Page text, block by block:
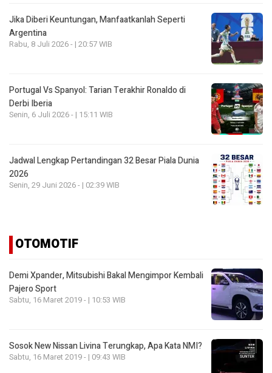
Jika Diberi Keuntungan, Manfaatkanlah Seperti
Argentina
Rabu, 8 Juli 2026 - | 20:57 WIB
Portugal Vs Spanyol: Tarian Terakhir Ronaldo di
Derbi Iberia
Senin, 6 Juli 2026 - | 15:11 WIB
Jadwal Lengkap Pertandingan 32 Besar Piala Dunia
2026
Senin, 29 Juni 2026 - | 02:39 WIB
OTOMOTIF
Demi Xpander, Mitsubishi Bakal Mengimpor Kembali
Pajero Sport
Sabtu, 16 Maret 2019 - | 10:53 WIB
Sosok New Nissan Livina Terungkap, Apa Kata NMI?
Sabtu, 16 Maret 2019 - | 09:43 WIB